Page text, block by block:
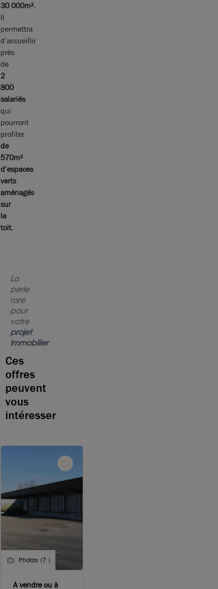
30 000m².
Il
permettra
d’accueillir
près
de
2
800
salariés
qui
pourront
profiter
de
570m²
d’espaces
verts
aménagés
sur
le
toit.
La
perle
rare
pour
votre
projet
immobilier
Ces
offres
peuvent
vous
intéresser
Photos (7 )
A vendre ou à